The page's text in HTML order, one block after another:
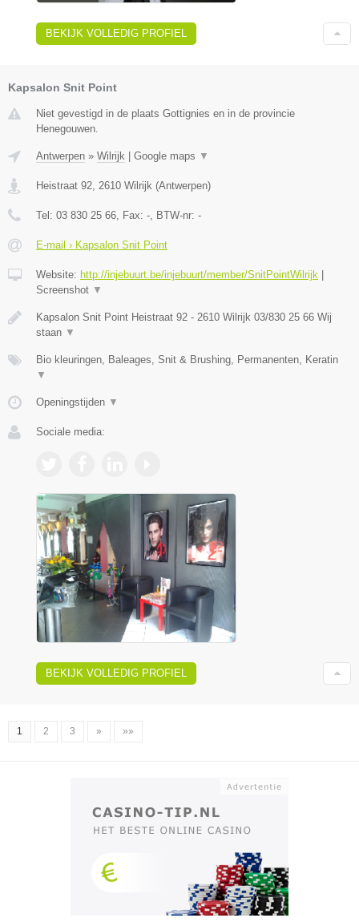
BEKIJK VOLLEDIG PROFIEL
Kapsalon Snit Point
Niet gevestigd in de plaats Gottignies en in de provincie
Henegouwen.
Antwerpen » Wilrijk | Google maps ▼
Heistraat 92 2610 Wilrijk (Antwerpen)
Tel: 03 830 25 66 , Fax: - , BTW-nr: -
E-mail › Kapsalon Snit Point
Website: http://injebuurt.be/injebuurt/member/SnitPointWilrijk |
Screenshot ▼
Kapsalon Snit Point Heistraat 92 - 2610 Wilrijk 03/830 25 66 Wij
staan ▼
Bio kleuringen, Baleages, Snit & Brushing, Permanenten, Keratin
▼
Openingstijden ▼
Sociale media:
BEKIJK VOLLEDIG PROFIEL
1 2 3 » »»